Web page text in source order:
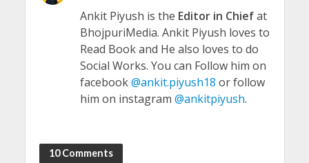
Ankit Piyush is the Editor in Chiefat
BhojpuriMedia. Ankit Piyush loves to
Read Book and He also loves to do
Social Works. You can Follow him on
facebook@ankit.piyush18 or follow
him on instagram @ankitpiyush.
10 Comments